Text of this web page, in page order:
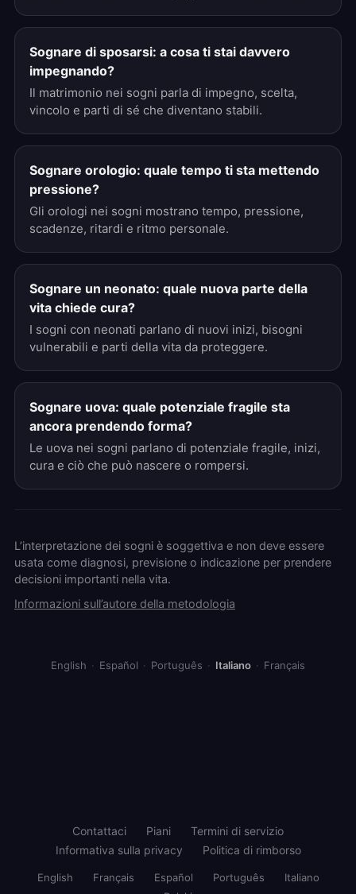
Sognare di sposarsi: a cosa ti stai davvero
impegnando?
Il matrimonio nei sogni parla di impegno, scelta,
vincolo e parti di sé che diventano stabili.
Sognare orologio: quale tempo ti sta mettendo
pressione?
Gli orologi nei sogni mostrano tempo, pressione,
scadenze, ritardi e ritmo personale.
Sognare un neonato: quale nuova parte della
vita chiede cura?
I sogni con neonati parlano di nuovi inizi, bisogni
vulnerabili e parti della vita da proteggere.
Sognare uova: quale potenziale fragile sta
ancora prendendo forma?
Le uova nei sogni parlano di potenziale fragile, inizi,
cura e ciò che può nascere o rompersi.
L’interpretazione dei sogni è soggettiva e non deve essere
usata come diagnosi, previsione o indicazione per prendere
decisioni importanti nella vita.
Informazioni sull’autore della metodologia
English · Español · Português · Italiano · Français
Contattaci Piani
Termini di servizio
Informativa sulla privacy
Politica di rimborso
English Français Español Português
Italiano